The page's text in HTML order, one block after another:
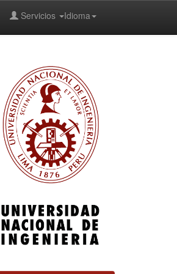
Idioma
Servicios